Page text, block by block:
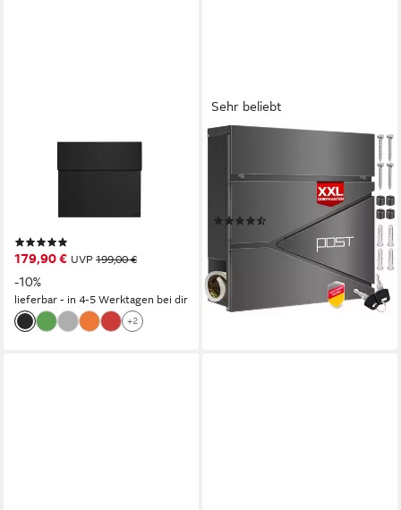
179,90 € UVP 199,00 €
-10%
lieferbar - in 4-5 Werktagen bei dir
+2
Sehr beliebt
Briefkasten, mit Zeitungsfach
Wandmontage
Wandbriefkasten Edelstahl
34,80 €
lieferbar - in 3-4 Werktagen bei dir